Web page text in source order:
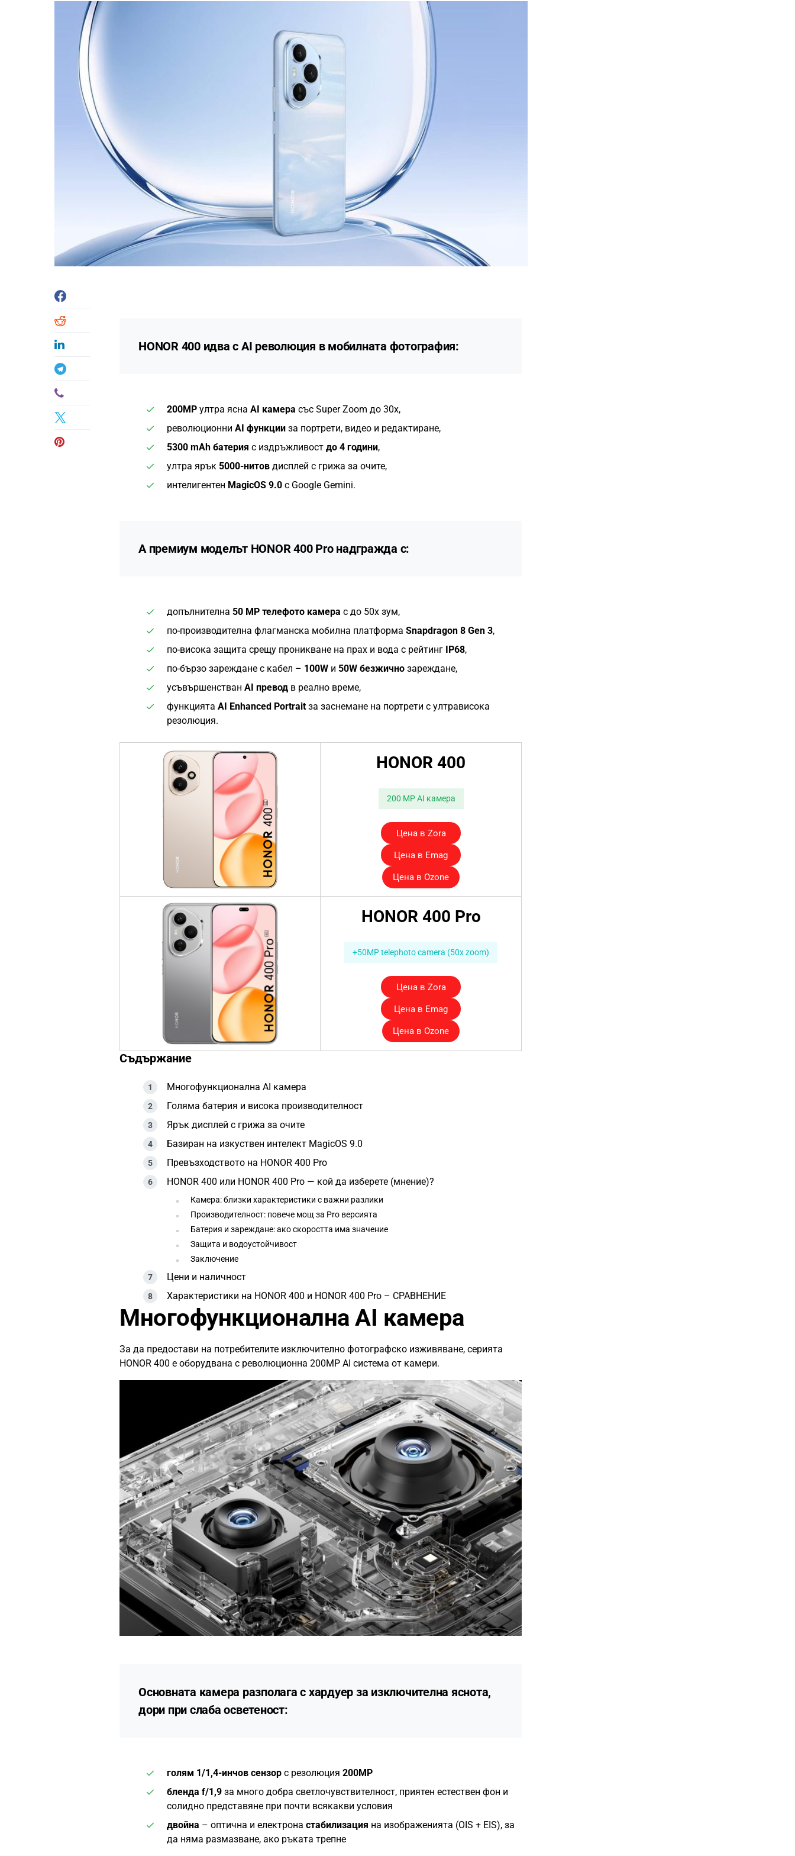
HONOR 400идва с AI революция в мобилната фотография:
200MP ултра ясна AI камера със Super Zoom до 30x,
революционни AI функции за портрети, видео и редактиране,
5300 mAh батерия с издръжливост до 4 години,
ултра ярък 5000-нитов дисплей с грижа за очите,
интелигентен MagicOS 9.0 с Google Gemini.
А премиум моделътHONOR 400 Proнадгражда с:
допълнителна 50 MP телефото камера с до 50x зум,
по-производителна флагманска мобилна платформа Snapdragon 8 Gen 3,
по-висока защита срещу проникване на прах и вода с рейтинг IP68,
по-бързо зареждане с кабел – 100W и 50W безжично зареждане,
усъвършенстван AI превод в реално време,
функцията AI Enhanced Portrait за заснемане на портрети с ултрависока
резолюция.
HONOR 400
200 MP AI камера
Цена в Zora
Цена в Emag
Цена в Ozone
HONOR 400 Pro
+50MP telephoto camera (50x zoom)
Цена в Zora
Цена в Emag
Цена в Ozone
Съдържание
Многофункционална AI камера
Голяма батерия и висока производителност
Ярък дисплей с грижа за очите
Базиран на изкуствен интелект MagicOS 9.0
Превъзходството на HONOR 400 Pro
HONOR 400 или HONOR 400 Pro — кой да изберете (мнение)?
Камера: близки характеристики с важни разлики
Производителност: повече мощ за Pro версията
Батерия и зареждане: ако скоростта има значение
Защита и водоустойчивост
Заключение
Цени и наличност
Характеристики на HONOR 400 и HONOR 400 Pro – СРАВНЕНИЕ
Многофункционална AI камера
За да предостави на потребителите изключително фотографско изживяване, серията
HONOR 400 е оборудвана с революционна 200MP AI система от камери.
Основната камера разполага с хардуер за изключителна яснота,
дори при слаба осветеност:
голям 1/1,4-инчов сензор с резолюция 200MP
бленда f/1,9 за много добра светлочувствителност, приятен естествен фон и
солидно представяне при почти всякакви условия
двойна – оптична и електрона стабилизация на изображенията (OIS + EIS), за
да няма размазване, ако ръката трепне